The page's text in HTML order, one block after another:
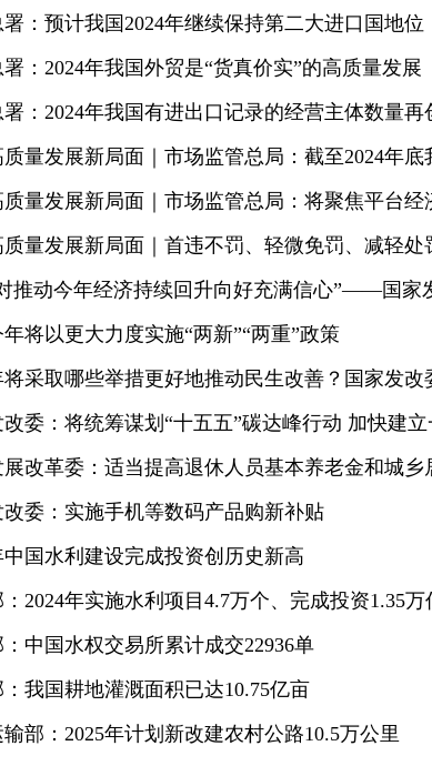
：预计我国2024年继续保持第二大进口国地位
：2024年我国外贸是“货真价实”的高质量发展
：2024年我国有进出口记录的经营主体数量再
量发展新局面｜市场监管总局：截至2024年
量发展新局面｜市场监管总局：将聚焦平台
量发展新局面｜首违不罚、轻微免罚、减轻处
推动今年经济持续回升向好充满信心”——国家
将以更大力度实施“两新”“两重”政策
将采取哪些举措更好地推动民生改善？国家发改
改委：将统筹谋划“十五五”碳达峰行动 加快建
展改革委：适当提高退休人员基本养老金和城乡
改委：实施手机等数码产品购新补贴
中国水利建设完成投资创历史新高
2024年实施水利项目4.7万个、完成投资1.35万
中国水权交易所累计成交22936单
我国耕地灌溉面积已达10.75亿亩
部：2025年计划新改建农村公路10.5万公里